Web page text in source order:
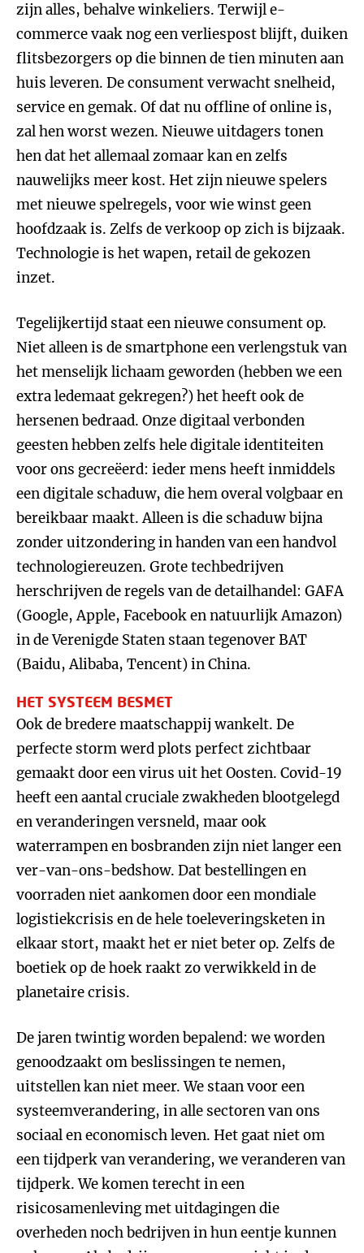
zijn alles, behalve winkeliers. Terwijl e-
commerce vaak nog een verliespost blijft, duiken
flitsbezorgers op die binnen de tien minuten aan
huis leveren. De consument verwacht snelheid,
service en gemak. Of dat nu offline of online is,
zal hen worst wezen. Nieuwe uitdagers tonen
hen dat het allemaal zomaar kan en zelfs
nauwelijks meer kost. Het zijn nieuwe spelers
met nieuwe spelregels, voor wie winst geen
hoofdzaak is. Zelfs de verkoop op zich is bijzaak.
Technologie is het wapen, retail de gekozen
inzet.
Tegelijkertijd staat een nieuwe consument op.
Niet alleen is de smartphone een verlengstuk van
het menselijk lichaam geworden (hebben we een
extra ledemaat gekregen?) het heeft ook de
hersenen bedraad. Onze digitaal verbonden
geesten hebben zelfs hele digitale identiteiten
voor ons gecreëerd: ieder mens heeft inmiddels
een digitale schaduw, die hem overal volgbaar en
bereikbaar maakt. Alleen is die schaduw bijna
zonder uitzondering in handen van een handvol
technologiereuzen. Grote techbedrijven
herschrijven de regels van de detailhandel: GAFA
(Google, Apple, Facebook en natuurlijk Amazon)
in de Verenigde Staten staan tegenover BAT
(Baidu, Alibaba, Tencent) in China.
HET SYSTEEM BESMET
Ook de bredere maatschappij wankelt. De
perfecte storm werd plots perfect zichtbaar
gemaakt door een virus uit het Oosten. Covid-19
heeft een aantal cruciale zwakheden blootgelegd
en veranderingen versneld, maar ook
waterrampen en bosbranden zijn niet langer een
ver-van-ons-bedshow. Dat bestellingen en
voorraden niet aankomen door een mondiale
logistiekcrisis en de hele toeleveringsketen in
elkaar stort, maakt het er niet beter op. Zelfs de
boetiek op de hoek raakt zo verwikkeld in de
planetaire crisis.
De jaren twintig worden bepalend: we worden
genoodzaakt om beslissingen te nemen,
uitstellen kan niet meer. We staan voor een
systeemverandering, in alle sectoren van ons
sociaal en economisch leven. Het gaat niet om
een tijdperk van verandering, we veranderen van
tijdperk. We komen terecht in een
risicosamenleving met uitdagingen die
overheden noch bedrijven in hun eentje kunnen